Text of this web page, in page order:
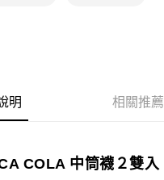
含以上)免運費
明 相關推薦
COLA 中筒襪２雙入